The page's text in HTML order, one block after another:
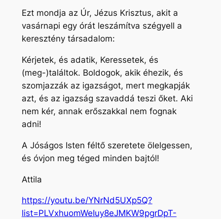
Ezt mondja az Úr, Jézus Krisztus, akit a
vasárnapi egy órát leszámítva szégyell a
keresztény társadalom:
Kérjetek, és adatik, Keressetek, és
(meg-)találtok. Boldogok, akik éhezik, és
szomjazzák az igazságot, mert megkapják
azt, és az igazság szavaddá teszi őket. Aki
nem kér, annak erőszakkal nem fognak
adni!
A Jóságos Isten féltő szeretete ölelgessen,
és óvjon meg téged minden bajtól!
Attila
https://youtu.be/YNrNd5UXp5Q?
list=PLVxhuomWeIuy8eJMKW9pgrDpT-